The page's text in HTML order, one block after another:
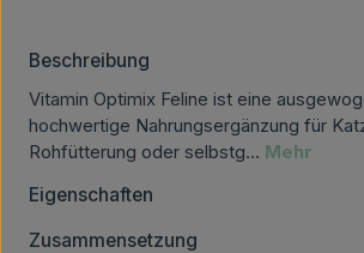
Beschreibung
Vitamin Optimix Feline ist eine
hochwertige Nahrungsergänzung für
Rohfütterung oder selbstg… Mehr
Eigenschaften
Zusammensetzung